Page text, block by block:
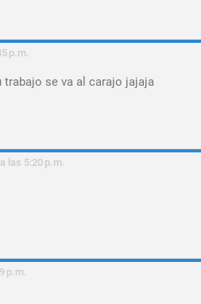
p.m.
se va al carajo jajaja
las 5:20 p.m.
p.m.